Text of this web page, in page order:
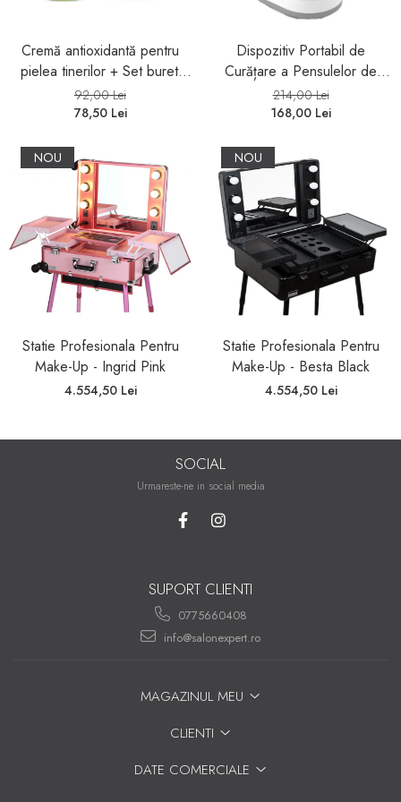
Ser / Ulei
Styling
Tratamente
Cremă antioxidantă pentru
pielea tinerilor + Set bureti
machiaj cu forme fructate
JUICY BOMB PARTY Essence
92,00 Lei
78,50 Lei
Dispozitiv Portabil de
Curățare a Pensulelor de
Machiaj, cu Funcție de Uscare
214,00 Lei
168,00 Lei
NOU
Statie Profesionala Pentru
Make-Up - Ingrid Pink
4.554,50 Lei
NOU
Statie Profesionala Pentru
Make-Up - Besta Black
4.554,50 Lei
SOCIAL
Urmareste-ne in social media
SUPORT CLIENTI
0775660408
info@salonexpert.ro
MAGAZINUL MEU
CLIENTI
DATE COMERCIALE